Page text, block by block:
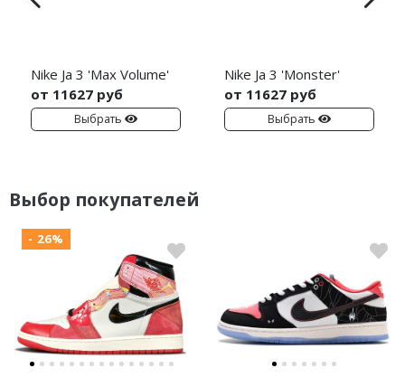
Nike Ja 3 'Max Volume'
от 11627 руб
Выбрать
Nike Ja 3 'Monster'
от 11627 руб
Выбрать
Выбор покупателей
- 26%